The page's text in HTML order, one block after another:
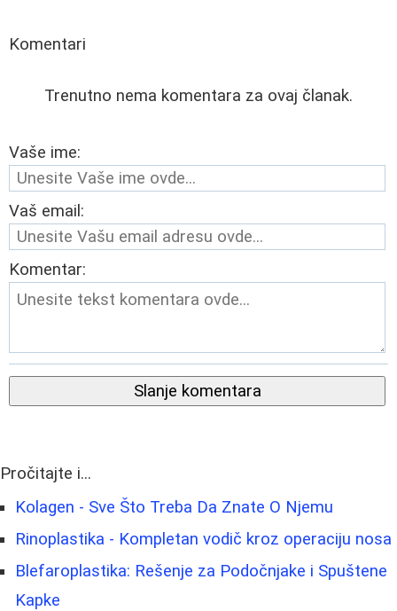
Komentari
Trenutno nema komentara za ovaj članak.
Vaše ime:
Vaš email:
Komentar:
Slanje komentara
Pročitajte i...
Kolagen - Sve Što Treba Da Znate O Njemu
Rinoplastika - Kompletan vodič kroz operaciju nosa
Blefaroplastika: Rešenje za Podočnjake i Spuštene
Kapke